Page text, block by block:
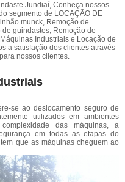
Jundiaí, Conheça nossos
segmento de LOCAÇÃO DE
munck, Remoção de
guindastes, Remoção de
Industriais e Locação de
a satisfação dos clientes através
nossos clientes.
se ao deslocamento seguro de
utilizados em ambientes
das máquinas, a
em todas as etapas do
que as máquinas cheguem ao